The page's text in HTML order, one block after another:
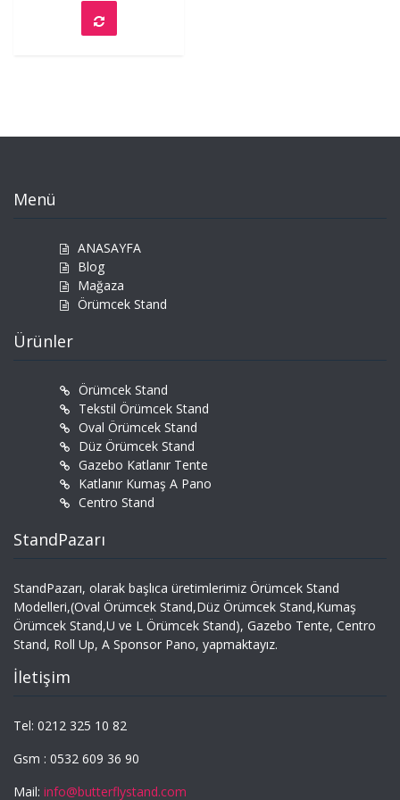
Menü
ANASAYFA
Blog
Mağaza
Örümcek Stand
Ürünler
Örümcek Stand
Tekstil Örümcek Stand
Oval Örümcek Stand
Düz Örümcek Stand
Gazebo Katlanır Tente
Katlanır Kumaş A Pano
Centro Stand
StandPazarı
StandPazarı, olarak başlıca üretimlerimiz Örümcek Stand
Modelleri,(Oval Örümcek Stand,Düz Örümcek Stand,Kumaş
Örümcek Stand,U ve L Örümcek Stand), Gazebo Tente, Centro
Stand, Roll Up, A Sponsor Pano, yapmaktayız.
İletişim
Tel: 0212 325 10 82
Gsm : 0532 609 36 90
Mail: info@butterflystand.com